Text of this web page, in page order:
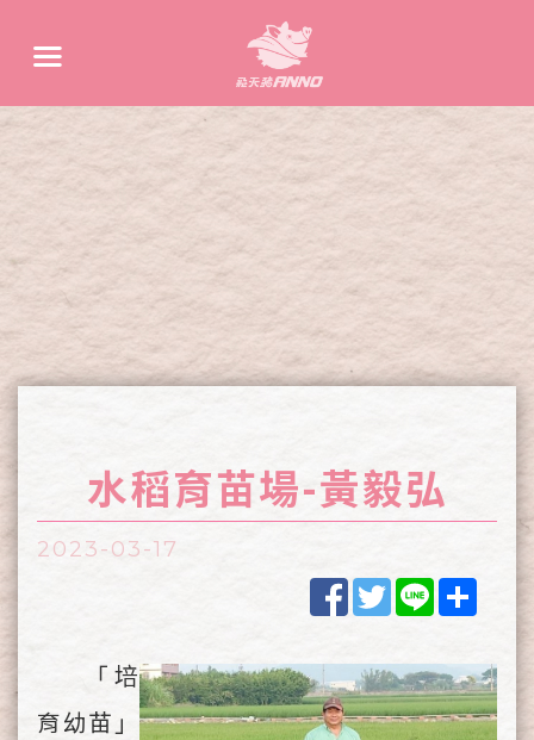
水稻育苗場-黃毅弘
2023-03-17
Facebook
Twitter
Line
「培
育幼苗」